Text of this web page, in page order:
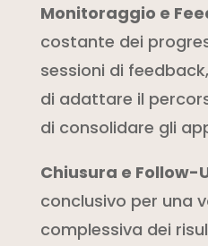
Monitoraggio e
costante dei
sessioni di
di adattare il
di consolidare gli
Chiusura e Follow-
conclusivo per una
complessiva dei